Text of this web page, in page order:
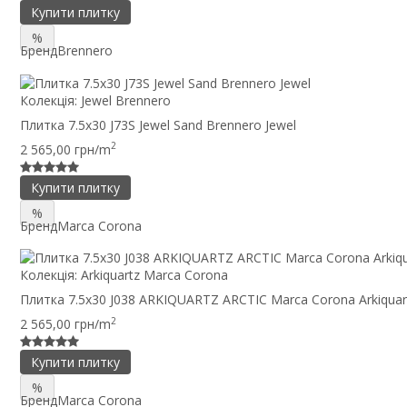
Купити плитку
%
БрендBrennero
Колекція: Jewel Brennero
Плитка 7.5x30 J73S Jewel Sand Brennero Jewel
2 565,00 грн/m2
Купити плитку
%
БрендMarca Corona
Колекція: Arkiquartz Marca Corona
Плитка 7.5x30 J038 ARKIQUARTZ ARCTIC Marca Corona
2 565,00 грн/m2
Купити плитку
%
БрендMarca Corona